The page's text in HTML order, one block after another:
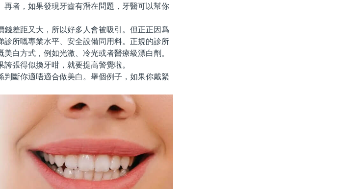
者，如果發現牙齒有潛在問題，牙醫可以幫你
差距又大，所以好多人會被吸引。但正正因爲
所嘅專業水平、安全設備同用料。正規的診所
白方式，例如光激、冷光或者醫療級漂白劑。
張得似換牙咁，就要提高警覺啦。
斷你適唔適合做美白。舉個例子，如果你戴緊